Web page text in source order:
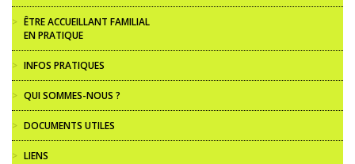
> ÊTRE ACCUEILLANT FAMILIAL
EN PRATIQUE
> INFOS PRATIQUES
> QUI SOMMES-NOUS ?
> DOCUMENTS UTILES
> LIENS